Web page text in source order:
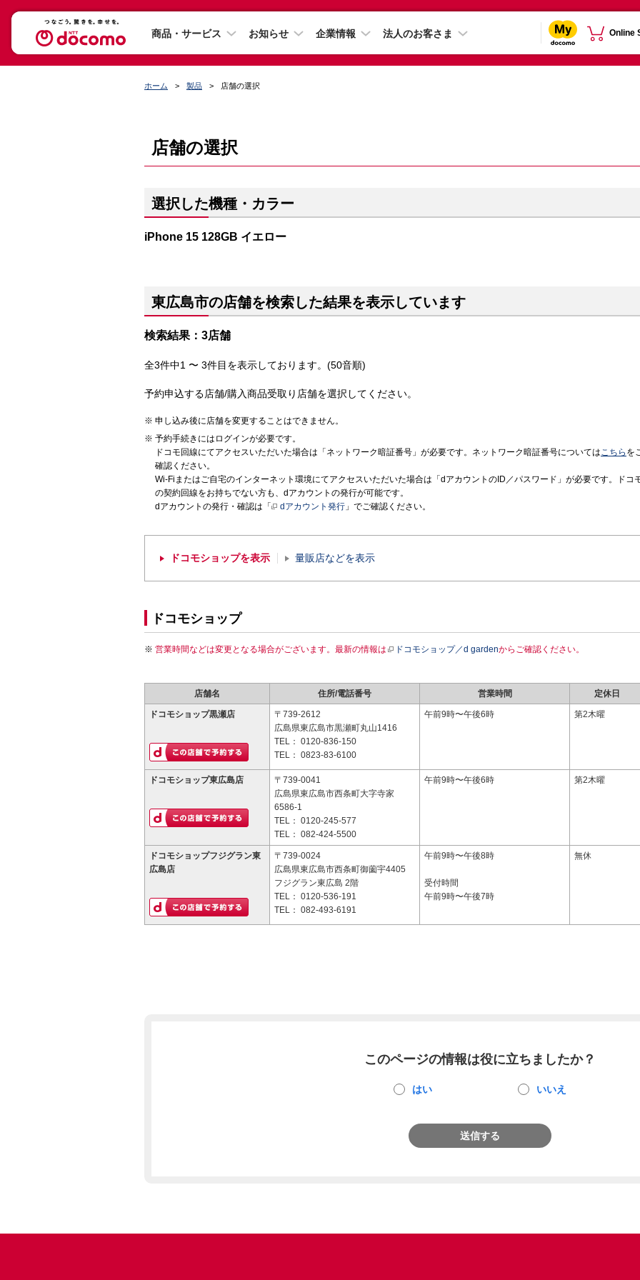
商品・サービス お知らせ 企業情報 法人のお客さま Online
ホーム 製品 店舗の選択
店舗の選択
選択した機種・カラー
iPhone 15 128GB イエロー
東広島市の店舗を検索した結果を表示しています
検索結果：3店舗
全3件中1 〜 3件目を表示しております。(50音順)
予約申込する店舗/購入商品受取り店舗を選択してください。
申し込み後に店舗を変更することはできません。
予約手続きにはログインが必要です。
ドコモ回線にてアクセスいただいた場合は「ネットワーク暗証番号」が必要です。ネットワーク暗証番号についてはこちら を
確認ください。
Wi-Fiまたはご自宅のインターネット環境にてアクセスいただいた場合は「dアカウントのID／パスワード」が必要です。ドコ
の契約回線をお持ちでない方も、dアカウントの発行が可能です。
dアカウントの発行・確認は「
dアカウント発行 」でご確認ください。
ドコモショップを表示 量販店などを表示
ドコモショップ
営業時間などは変更となる場合がございます。最新の情報は ドコモショップ／d gardenからご確認ください。
店舗名 住所/電話番号 営業時間 定休日
ドコモショップ黒瀬店
〒739-2612
広島県東広島市黒瀬町丸山1416
TEL： 0120-836-150
TEL： 0823-83-6100
午前9時〜午後6時 第2木曜
ドコモショップ東広島店
〒739-0041
広島県東広島市西条町大字寺家
6586-1
TEL： 0120-245-577
TEL： 082-424-5500
午前9時〜午後6時 第2木曜
ドコモショップフジグラン東
広島店
〒739-0024
広島県東広島市西条町御薗宇4405
フジグラン東広島 2階
TEL： 0120-536-191
TEL： 082-493-6191
午前9時〜午後8時
受付時間
午前9時〜午後7時
無休
このページの情報は役に立ちましたか？
はい いいえ
送信する